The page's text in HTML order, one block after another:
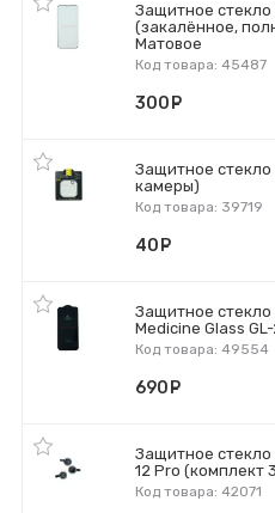
Защитное стекло
(закалённое,
Матовое
Код товара: 45487
300
Защитное стекло
камеры)
Код товара: 39719
40
Защитное стекло
Medicine Glass
Код товара: 49554
690
Защитное
12 Pro (комплект
Код товара: 42071